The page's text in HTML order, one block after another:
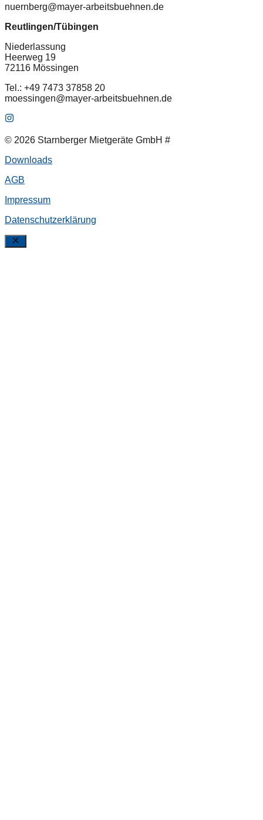
nuernberg@mayer-arbeitsbuehnen.de
Reutlingen/Tübingen
Niederlassung
Heerweg 19
72116 Mössingen
Tel.: +49 7473 37858 20
moessingen@mayer-arbeitsbuehnen.de
© 2026 Starnberger Mietgeräte GmbH #
Downloads
AGB
Impressum
Datenschutzerklärung
SchlieÃŸen